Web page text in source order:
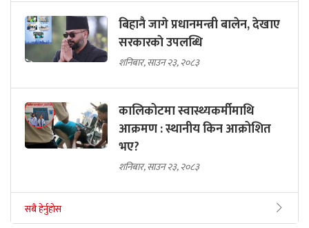
बिहानै जागे प्रधानमन्त्री बालेन, देखाए
सरकारकाे उपलब्धि
शनिबार, साउन २३, २०८३
कालिकोटमा स्वास्थ्यकर्मीमाथि
आक्रमण : स्थानीय किन आक्रोशित
भए?
शनिबार, साउन २३, २०८३
सबै हेर्नुहोस